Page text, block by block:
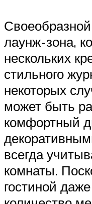
лаунж-зона,
нескольких
стильного
некоторых
может быть
комфортный
всегда
комнаты.
гостиной